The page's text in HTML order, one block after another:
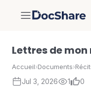
DocShare
Lettres de
Accueil›Documents›
Jul 3, 2026 1 0